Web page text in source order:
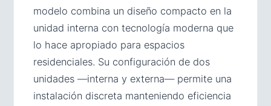
modelo combina un diseño compacto en la
unidad interna con tecnología moderna que
lo hace apropiado para espacios
residenciales. Su configuración de dos
unidades —interna y externa— permite una
instalación discreta manteniendo eficiencia